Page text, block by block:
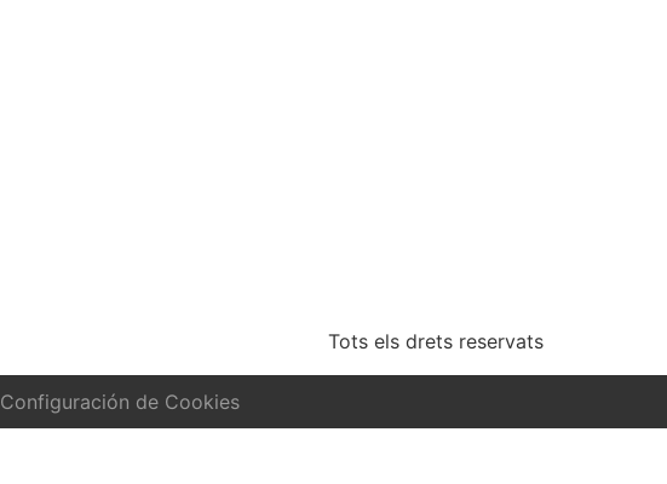
Tots els drets reservats
Configuración de Cookies